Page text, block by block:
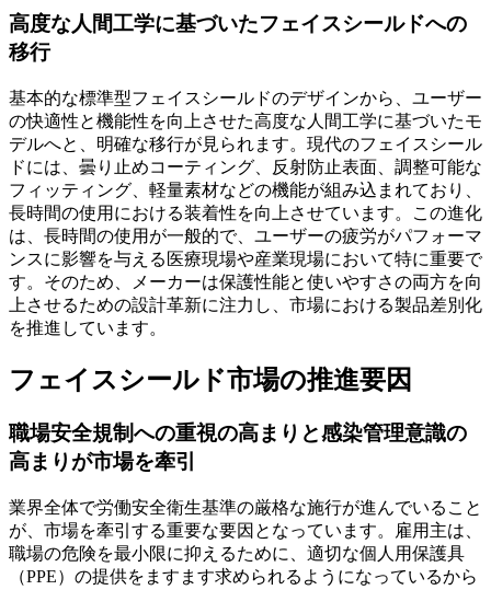
高度な人間工学に基づいたフェイスシールドへの
移行
基本的な標準型フェイスシールドのデザインから、ユーザー
の快適性と機能性を向上させた高度な人間工学に基づいたモ
デルへと、明確な移行が見られます。現代のフェイスシール
ドには、曇り止めコーティング、反射防止表面、調整可能な
フィッティング、軽量素材などの機能が組み込まれており、
長時間の使用における装着性を向上させています。この進化
は、長時間の使用が一般的で、ユーザーの疲労がパフォーマ
ンスに影響を与える医療現場や産業現場において特に重要で
す。そのため、メーカーは保護性能と使いやすさの両方を向
上させるための設計革新に注力し、市場における製品差別化
を推進しています。
フェイスシールド市場の推進要因
職場安全規制への重視の高まりと感染管理意識の
高まりが市場を牽引
業界全体で労働安全衛生基準の厳格な施行が進んでいること
が、市場を牽引する重要な要因となっています。雇用主は、
職場の危険を最小限に抑えるために、適切な個人用保護具
（PPE）の提供をますます求められるようになっているから